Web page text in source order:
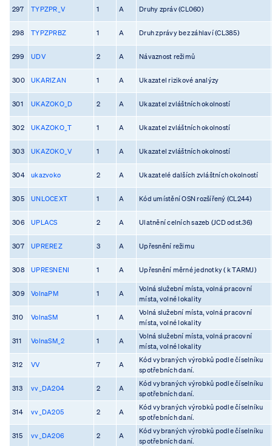
297 TYPZPR_V 1 A Druhy zpráv (CL060)
298 TYPZPRBZ 1 A Druh zprávy bez záhlaví (CL385)
299 UDV 2 A Návaznost režimů
300 UKARIZAN 1 A Ukazatel rizikové analýzy
301 UKAZOKO_D 2 A Ukazatel zvláštních okolností
302 UKAZOKO_T 1 A Ukazatel zvláštních okolností
303 UKAZOKO_V 1 A Ukazatel zvláštních okolností
304 ukazvoko 2 A Ukazatelé dalších zvláštních okolností
305 UNLOCEXT 1 A Kód umístění OSN rozšířený (CL244)
306 UPLACS 2 A Ulatnění celních sazeb (JCD odst.36)
307 UPREREZ 3 A Upřesnění režimu
308 UPRESNENI 1 A Upřesnění měrné jednotky ( k TARMJ)
309 VolnaPM 1 A
Volná služební místa, volná pracovní
místa, volné lokality
310 VolnaSM 1 A
Volná služební místa, volná pracovní
místa, volné lokality
311 VolnaSM_2 1 A
Volná služební místa, volná pracovní
místa, volné lokality
312 VV 7 A
Kód vybraných výrobků podle číselníku
spotřebních daní.
313 vv_DA204 2 A
Kód vybraných výrobků podle číselníku
spotřebních daní.
314 vv_DA205 2 A
Kód vybraných výrobků podle číselníku
spotřebních daní.
315 vv_DA206 2 A
Kód vybraných výrobků podle číselníku
spotřebních daní.